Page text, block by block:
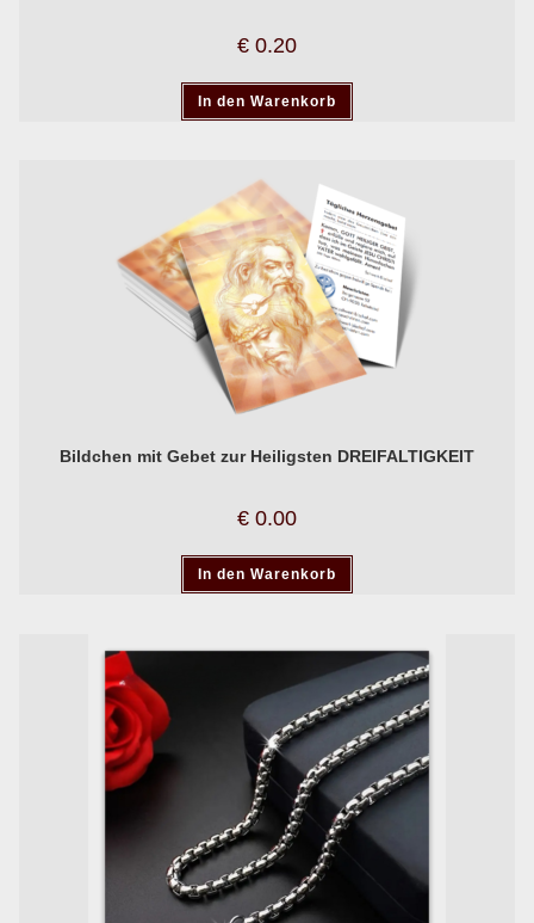
€ 0.20
In den Warenkorb
Bildchen mit Gebet zur Heiligsten DREIFALTIGKEIT
€ 0.00
In den Warenkorb